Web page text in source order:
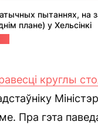
пытаннях, на
плане) у Хельсінкі
круглы
Пра гэта